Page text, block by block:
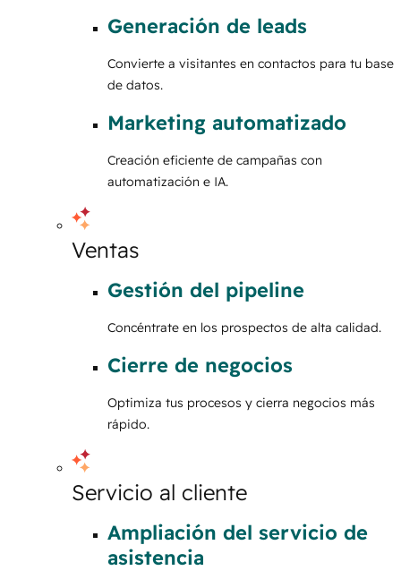
Generación de leads
Convierte a visitantes en contactos para tu base
de datos.
Marketing automatizado
Creación eficiente de campañas con
automatización e IA.
Ventas
Gestión del pipeline
Concéntrate en los prospectos de alta calidad.
Cierre de negocios
Optimiza tus procesos y cierra negocios más
rápido.
Servicio al cliente
Ampliación del servicio de
asistencia